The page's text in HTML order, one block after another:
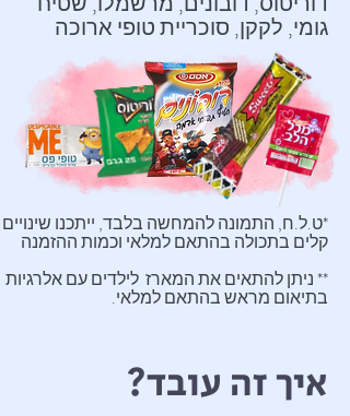
גומי, לקקן, סוכריית טופי ארוכה
*ט.ל.ח, התמונה להמחשה בלבד, ייתכנו שינויים
קלים בתכולה בהתאם למלאי וכמות ההזמנה
** ניתן להתאים את המארז לילדים עם אלרגיות
בתיאום מראש בהתאם למלאי.
איך זה עובד?